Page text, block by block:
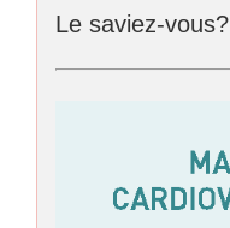
Le saviez-vous?